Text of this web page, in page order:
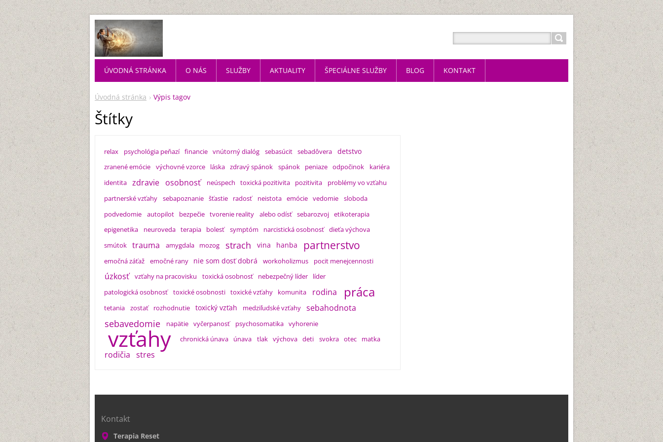
Úvodná stránka Výpis tagov
Štítky
relax psychológia peňazí financie vnútorný dialóg sebasúcit sebadôvera detstvo
zranené emócie výchovné vzorce láska zdravý spánok spánok peniaze odpočinok
kariéra
identita
zdravie osobnosť neúspech toxická pozitivita pozitivita
problémy vo vzťahu
partnerské vzťahy
sebapoznanie šťastie radosť neistota emócie vedomie
sloboda
podvedomie
autopilot bezpečie tvorenie reality alebo odísť sebarozvoj etikoterapia
epigenetika
neuroveda terapia bolesť symptóm narcistická osobnosť dieťa výchova
smútok
trauma amygdala mozog strach vina hanba partnerstvo
emočná záťaž emočné rany nie som dosť dobrá workoholizmus pocit menejcennosti
úzkosť vzťahy na pracovisku toxická osobnosť nebezpečný líder
líder
patologická osobnosť
toxické osobnosti toxické vzťahy komunita rodina práca
tetania zostať rozhodnutie toxický vzťah medziľudské vzťahy sebahodnota
sebavedomie napätie vyčerpanosť psychosomatika vyhorenie
vzťahy chronická únava únava tlak výchova deti svokra otec matka
rodičia stres
ÚVODNÁ STRÁNKA O NÁS SLUŽBY AKTUALITY ŠPECIÁLNE SLUŽBY BLOG KONTAKT
Kontakt
Terapia Reset